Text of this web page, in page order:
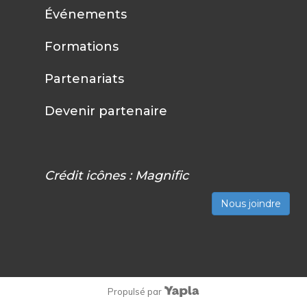
Événements
Formations
Partenariats
Devenir partenaire
Crédit icônes : Magnific
Nous joindre
Propulsé par